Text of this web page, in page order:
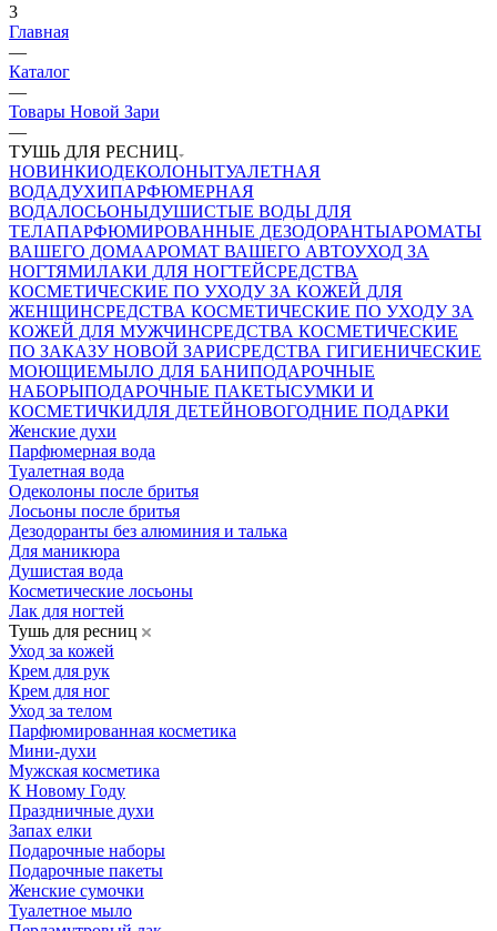
3
Главная
—
Каталог
—
Товары Новой Зари
—
ТУШЬ ДЛЯ РЕСНИЦ
НОВИНКИОДЕКОЛОНЫТУАЛЕТНАЯ
ВОДАДУХИПАРФЮМЕРНАЯ
ВОДАЛОСЬОНЫДУШИСТЫЕ ВОДЫ ДЛЯ
ТЕЛАПАРФЮМИРОВАННЫЕ ДЕЗОДОРАНТЫАРОМАТЫ
ВАШЕГО ДОМААРОМАТ ВАШЕГО АВТОУХОД ЗА
НОГТЯМИЛАКИ ДЛЯ НОГТЕЙСРЕДСТВА
КОСМЕТИЧЕСКИЕ ПО УХОДУ ЗА КОЖЕЙ ДЛЯ
ЖЕНЩИНСРЕДСТВА КОСМЕТИЧЕСКИЕ ПО УХОДУ ЗА
КОЖЕЙ ДЛЯ МУЖЧИНСРЕДСТВА КОСМЕТИЧЕСКИЕ
ПО ЗАКАЗУ НОВОЙ ЗАРИСРЕДСТВА ГИГИЕНИЧЕСКИЕ
МОЮЩИЕМЫЛО ДЛЯ БАНИПОДАРОЧНЫЕ
НАБОРЫПОДАРОЧНЫЕ ПАКЕТЫСУМКИ И
КОСМЕТИЧКИДЛЯ ДЕТЕЙНОВОГОДНИЕ ПОДАРКИ
Женские духи
Парфюмерная вода
Туалетная вода
Одеколоны после бритья
Лосьоны после бритья
Дезодоранты без алюминия и талька
Для маникюра
Душистая вода
Косметические лосьоны
Лак для ногтей
Тушь для ресниц
Уход за кожей
Крем для рук
Крем для ног
Уход за телом
Парфюмированная косметика
Мини-духи
Мужская косметика
К Новому Году
Праздничные духи
Запах елки
Подарочные наборы
Подарочные пакеты
Женские сумочки
Туалетное мыло